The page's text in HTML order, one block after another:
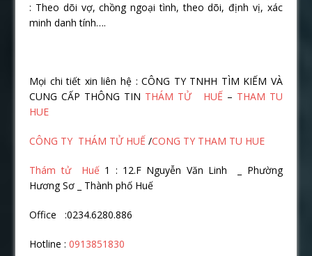
: Theo dõi vợ, chồng ngoại tình, theo dõi, định vị, xác
minh danh tính….
Mọi chi tiết xin liên hệ : CÔNG TY TNHH TÌM KIẾM VÀ
CUNG CẤP THÔNG TIN THÁM TỬ HUẾ – THAM TU
HUE
CÔNG TY THÁM TỬ HUẾ/CONG TY THAM TU HUE
Thám tử Huế1 : 12.F Nguyễn Văn Linh _ Phường
Hương Sơ _ Thành phố Huế
Office :0234.6280.886
Hotline :0913851830